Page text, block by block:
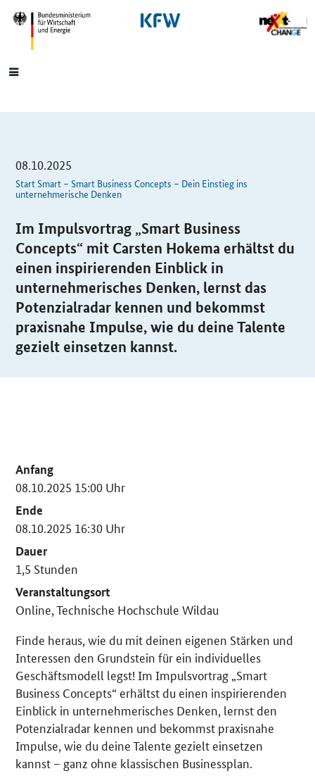
SrOnlyNavigation
Hauptmenü
08.10.2025
Start Smart –Smart Business Concepts – Dein Einstieg ins
unternehmerische Denken
Im Impulsvortrag „Smart Business
Concepts“ mit Carsten Hokema erhältst du
einen inspirierenden Einblick in
unternehmerisches Denken, lernst das
Potenzialradar kennen und bekommst
praxisnahe Impulse, wie du deine Talente
gezielt einsetzen kannst.
Anfang
08.10.2025 15:00 Uhr
Ende
08.10.2025 16:30 Uhr
Dauer
1,5 Stunden
Veranstaltungsort
Online, Technische Hochschule Wildau
Finde heraus, wie du mit deinen eigenen Stärken und
Interessen den Grundstein für ein individuelles
Geschäftsmodell legst! Im Impulsvortrag „ Smart
Business Concepts“ erhältst du einen inspirierenden
Einblick in unternehmerisches Denken, lernst den
Potenzialradar kennen und bekommst praxisnahe
Impulse, wie du deine Talente gezielt einsetzen
kannst – ganz ohne klassischen Businessplan.